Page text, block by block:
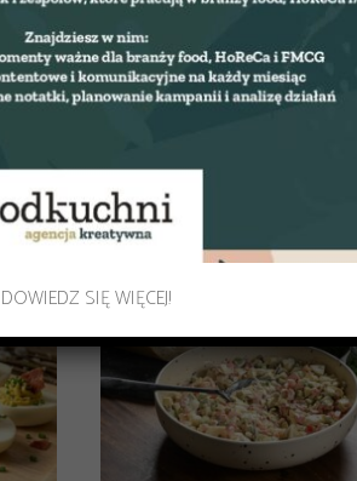
jedzenia, dzielą się
zmian, trendów i
sektora food w
i na świecie.
DOWIEDZ SIĘ WIĘCEJ!